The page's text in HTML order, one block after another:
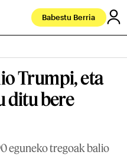
Babestu Berria
Trumpi, eta
ditu bere
eguneko tregoak balio